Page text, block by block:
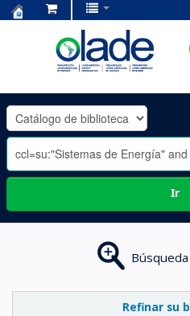
OLADE
-
Ir
Refinar su